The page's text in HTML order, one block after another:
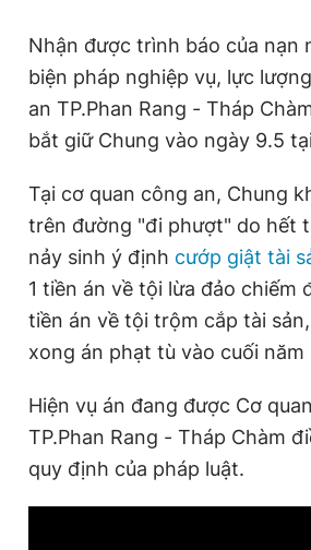
Nhận được trình báo của nạn
biện pháp nghiệp vụ, lực lượng
an TP.Phan Rang - Tháp
bắt giữ Chung vào ngày 9.5
Tại cơ quan công an, Chung
trên đường "đi phượt" do hết
nảy sinh ý định cướp giật tài
1 tiền án về tội lừa đảo chiếm
tiền án về tội trộm cắp tài
xong án phạt tù vào cuối năm
Hiện vụ án đang được Cơ
TP.Phan Rang - Tháp Chàm
quy định của pháp luật.